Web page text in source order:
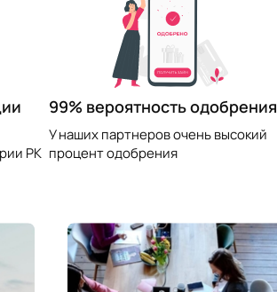
РК
99% вероятность одобрения
У наших партнеров очень высокий
процент одобрения